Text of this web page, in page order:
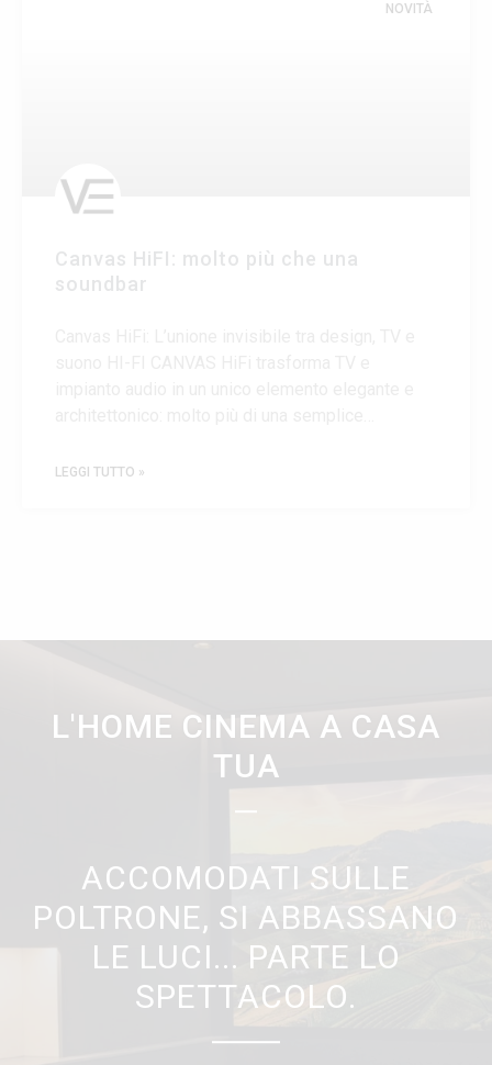
NOVITÀ
Canvas HiFI: molto più che una
soundbar
HiFi di fascia alta, supporto TV, funzionalità
LEGGI TUTTO »
L'HOME CINEMA A CASA
TUA
ACCOMODATI SULLE
POLTRONE, SI ABBASSANO
LE LUCI... PARTE LO
SPETTACOLO.